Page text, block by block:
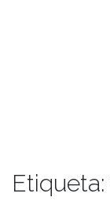
Etiqueta: